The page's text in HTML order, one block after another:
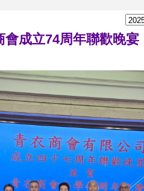
成立74周年聯歡晚宴